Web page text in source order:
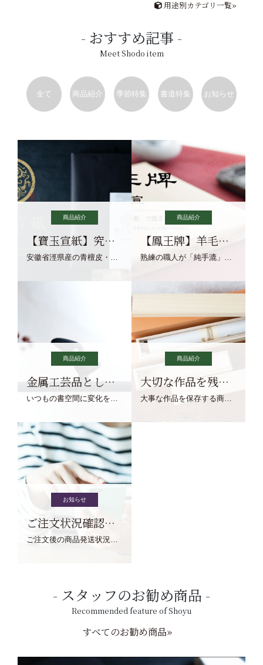
用途別カテゴリ一覧»
おすすめ記事
Meet Shodo item
全て 商品紹介 季節特集 書道特集 お知らせ
商品紹介
【寶玉宣紙】究極の純粋な宣紙を目指す寶玉宣紙
安徽省涇県産の青檀皮・砂田稲藁・清らかな渓流水、熟練手漉き職人の卓越した手漉技術による最高級の純宣紙です。
商品紹介
【鳳王牌】羊毛筆×濃墨での揮毫に最適な宣紙系画仙紙
熟練の職人が「純手漉」で漉きあげる書画紙。宣紙を好まれるお客様向けの棉料単宣に漉きあげました。
商品紹介
金属工芸品としての文鎮
いつもの書空間に変化を与えてくれる、見ているだけで愉しくなる金属工芸品の文鎮をご紹介します。
商品紹介
大切な作品を残す作品保存商品
大事な作品を保存する商品を取りまとめてご紹介ます。
お知らせ
ご注文状況確認について
ご注文後の商品発送状況については、こちらからご確認くださいませ。
スタッフのお勧め商品
Recommended feature of Shoyu
すべてのお勧め商品»